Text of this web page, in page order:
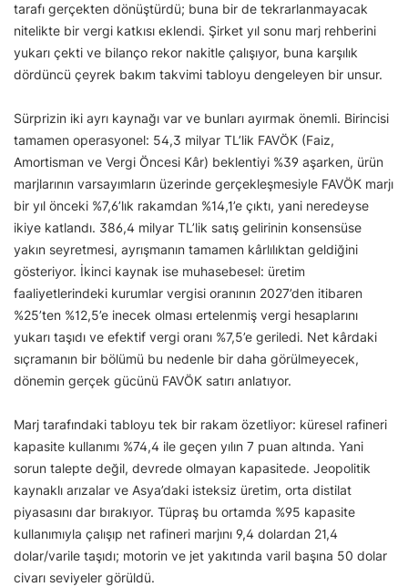
tarafı gerçekten dönüştürdü; buna bir de tekrarlanmayacak
nitelikte bir vergi katkısı eklendi. Şirket yıl sonu marj rehberini
yukarı çekti ve bilanço rekor nakitle çalışıyor, buna karşılık
dördüncü çeyrek bakım takvimi tabloyu dengeleyen bir unsur.
Sürprizin iki ayrı kaynağı var ve bunları ayırmak önemli. Birincisi
tamamen operasyonel: 54,3 milyar TL’lik FAVÖK (Faiz,
Amortisman ve Vergi Öncesi Kâr) beklentiyi %39 aşarken, ürün
marjlarının varsayımların üzerinde gerçekleşmesiyle FAVÖK marjı
bir yıl önceki %7,6’lık rakamdan %14,1’e çıktı, yani neredeyse
ikiye katlandı. 386,4 milyar TL’lik satış gelirinin konsensüse
yakın seyretmesi, ayrışmanın tamamen kârlılıktan geldiğini
gösteriyor. İkinci kaynak ise muhasebesel: üretim
faaliyetlerindeki kurumlar vergisi oranının 2027’den itibaren
%25’ten %12,5’e inecek olması ertelenmiş vergi hesaplarını
yukarı taşıdı ve efektif vergi oranı %7,5’e geriledi. Net kârdaki
sıçramanın bir bölümü bu nedenle bir daha görülmeyecek,
dönemin gerçek gücünü FAVÖK satırı anlatıyor.
Marj tarafındaki tabloyu tek bir rakam özetliyor: küresel rafineri
kapasite kullanımı %74,4 ile geçen yılın 7 puan altında. Yani
sorun talepte değil, devrede olmayan kapasitede. Jeopolitik
kaynaklı arızalar ve Asya’daki isteksiz üretim, orta distilat
piyasasını dar bırakıyor. Tüpraş bu ortamda %95 kapasite
kullanımıyla çalışıp net rafineri marjını 9,4 dolardan 21,4
dolar/varile taşıdı; motorin ve jet yakıtında varil başına 50 dolar
civarı seviyeler görüldü.